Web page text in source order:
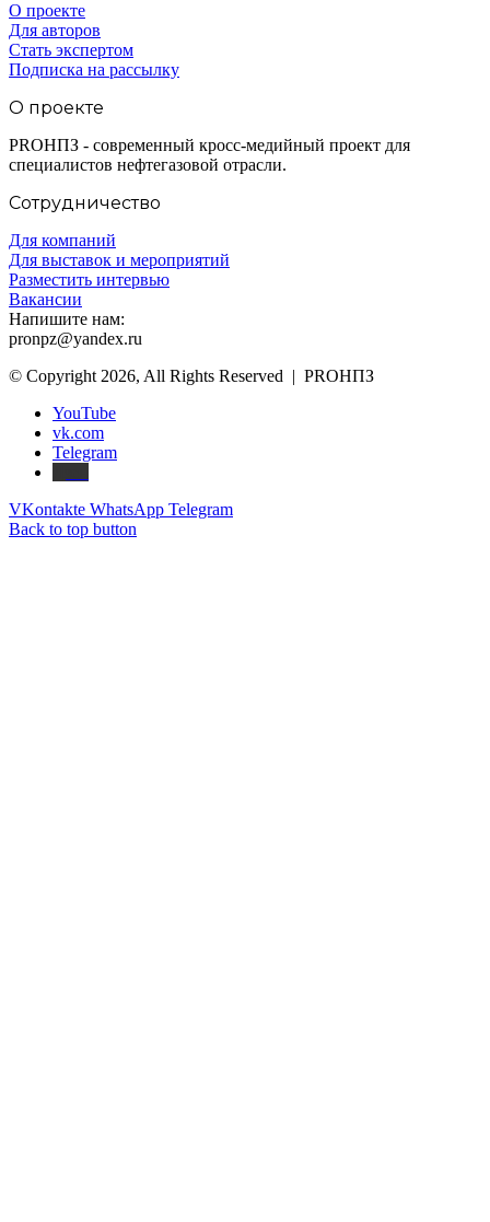
О проекте
Для авторов
Стать экспертом
Подписка на рассылку
О проекте
PROНПЗ - современный кросс-медийный проект для
специалистов нефтегазовой отрасли.
Сотрудничество
Для компаний
Для выставок и мероприятий
Разместить интервью
Вакансии
Напишите нам:
pronpz@yandex.ru
© Copyright 2026, All Rights Reserved | PROНПЗ
YouTube
vk.com
Telegram
VKontakte WhatsApp Telegram
Back to top button